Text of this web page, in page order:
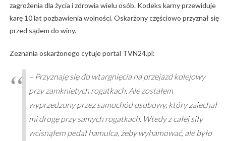
zagrożenia dla życia i zdrowia wielu osób. Kodeks karny przewiduje
karę 10 lat pozbawienia wolności. Oskarżony częściowo przyznał się
przed sądem do winy.
Zeznania oskarżonego cytuje portal TVN24.pl:
– Przyznaję się do wtargnięcia na przejazd kolejowy
przy zamkniętych rogatkach. Ale zostałem
wyprzedzony przez samochód osobowy, który zajechał
mi drogę przy samych rogatkach. Wtedy z całej siły
wcisnąłem pedał hamulca, żeby wyhamować, ale było